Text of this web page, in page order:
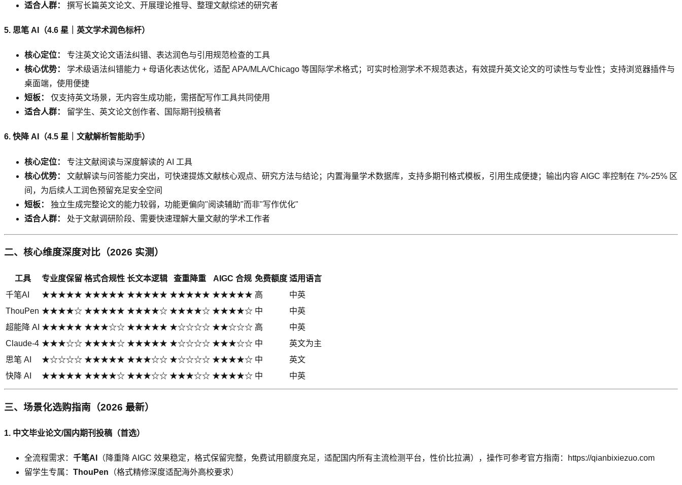
适合人群：
撰写长篇英文论文、开展理论推导、整理文献综述的研究者
5. 思笔 AI（4.6 星｜英文学术润色标杆）
核心定位：
专注英文论文语法纠错、表达润色与引用规范检查的工具
核心优势：
学术级语法纠错能力 + 母语化表达优化，适配 APA/MLA/Chicago 等国际学术格式；可实时检测学术不规范表达，有效提升英文论文的可读性与专业性；支持浏览器插件与
桌面端，使用便捷
短板：
仅支持英文场景，无内容生成功能，需搭配写作工具共同使用
适合人群：
留学生、英文论文创作者、国际期刊投稿者
6. 快降 AI（4.5 星｜文献解析智能助手）
核心定位：
专注文献阅读与深度解读的 AI 工具
核心优势：
文献解读与问答能力突出，可快速提炼文献核心观点、研究方法与结论；内置海量学术数据库，支持多期刊格式模板，引用生成便捷；输出内容 AIGC 率控制在 7%-25% 区
间，为后续人工润色预留充足安全空间
短板：
独立生成完整论文的能力较弱，功能更偏向"阅读辅助"而非"写作优化"
适合人群：
处于文献调研阶段、需要快速理解大量文献的学术工作者
二、核心维度深度对比（2026 实测）
工具 专业度保留 格式合规性 长文本逻辑 查重降重 AIGC 合规 免费额度 适用语言
千笔AI
★★★★★ ★★★★★ ★★★★★ ★★★★★ ★★★★★ 高
中英
ThouPen ★★★★☆ ★★★★★ ★★★★☆ ★★★★☆ ★★★★☆ 中
中英
超能降 AI ★★★★★ ★★★☆☆ ★★★★★ ★☆☆☆☆ ★★☆☆☆ 高
中英
Claude-4 ★★★☆☆ ★★★★☆ ★★★★★ ★☆☆☆☆ ★★★☆☆ 中
英文为主
思笔 AI
★☆☆☆☆ ★★★★★ ★★★☆☆ ★☆☆☆☆ ★★★★☆ 中
英文
快降 AI
★★★★★ ★★★★☆ ★★★☆☆ ★★★☆☆ ★★★★☆ 中 中英
三、场景化选购指南（2026 最新）
1. 中文毕业论文/国内期刊投稿（首选）
全流程需求： 千笔AI
（降重降 AIGC 效果稳定，格式保留完整，免费试用额度充足，适配国内所有主流检测平台，性价比拉满），操作可参考官方指南：https://qianbixiezuo.com
留学生专属： ThouPen （格式精修深度适配海外高校要求）